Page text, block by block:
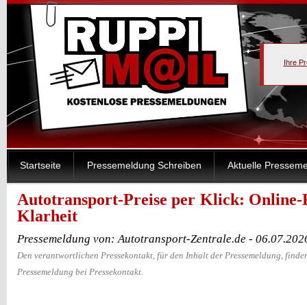
Ihre
Startseite Pressemeldung Schreiben Aktuelle
Autotransport-Preise per Klick: Online-
Klarheit
Pressemeldung von: Autotransport-Zentrale.de -
Den verantwortlichen Pressekontakt, für den Inhalt der Pressemeldung,
Pressemeldung bei Pressekontakt.